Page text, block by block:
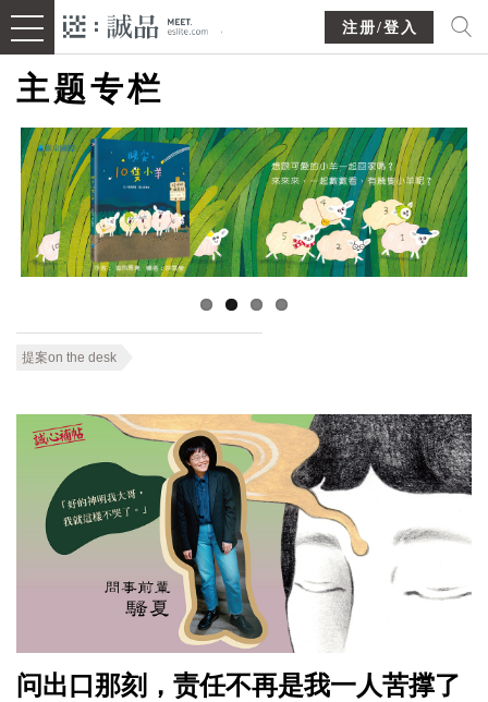
注册/登入
主题专栏
提案on the desk
问出口那刻，责任不再是我一人苦撑了